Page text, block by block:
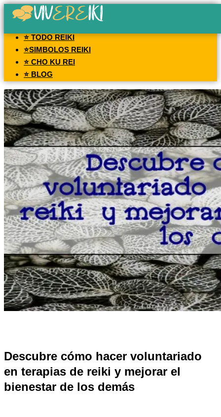
⭐ TODO REIKI
⭐SIMBOLOS REIKI
⭐ CHO KU REI
⭐ BLOG
Descubre cómo hacer voluntariado
en terapias de reiki y mejorar el
bienestar de los demás